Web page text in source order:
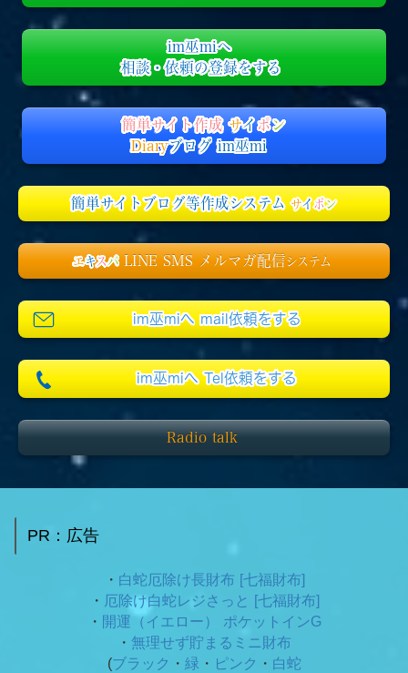
im巫miへ
相談・依頼の登録をする
簡単サイト作成サイポン
Diaryブログ im巫mi
簡単サイトブログ等作成システム サイポン
エキスパ LINE SMS メルマガ配信システム
im巫miへ mail依頼をする
im巫miへ Tel依頼をする
Radio talk
PR：広告
・ 白蛇厄除け長財布 [七福財布]
・ 厄除け白蛇レジさっと [七福財布]
・ 開運（イエロー） ポケットインG
・ 無理せず貯まるミニ財布
(ブラック ・ 緑 ・ ピンク ・ 白蛇